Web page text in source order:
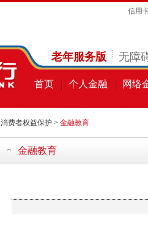
信用
老年服务版 无障
首页 个人金融 网络
消费者权益保护 > 金融教育
金融教育